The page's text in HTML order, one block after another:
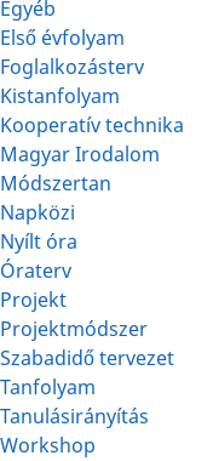
Egyéb
Első évfolyam
Foglalkozásterv
Kistanfolyam
Kooperatív technika
Magyar Irodalom
Módszertan
Napközi
Nyílt óra
Óraterv
Projekt
Projektmódszer
Szabadidő tervezet
Tanfolyam
Tanulásirányítás
Workshop